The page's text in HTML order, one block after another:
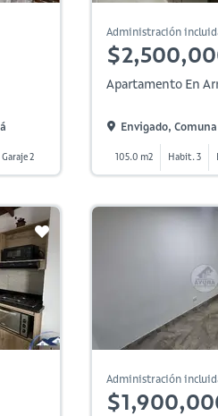
Garaje 2
Administración
Apartamento En
Envigado,
105.0 m2 Habit. 3
Administración